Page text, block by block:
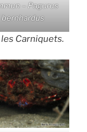
– Pagurus
bernhardus
Carniquets.